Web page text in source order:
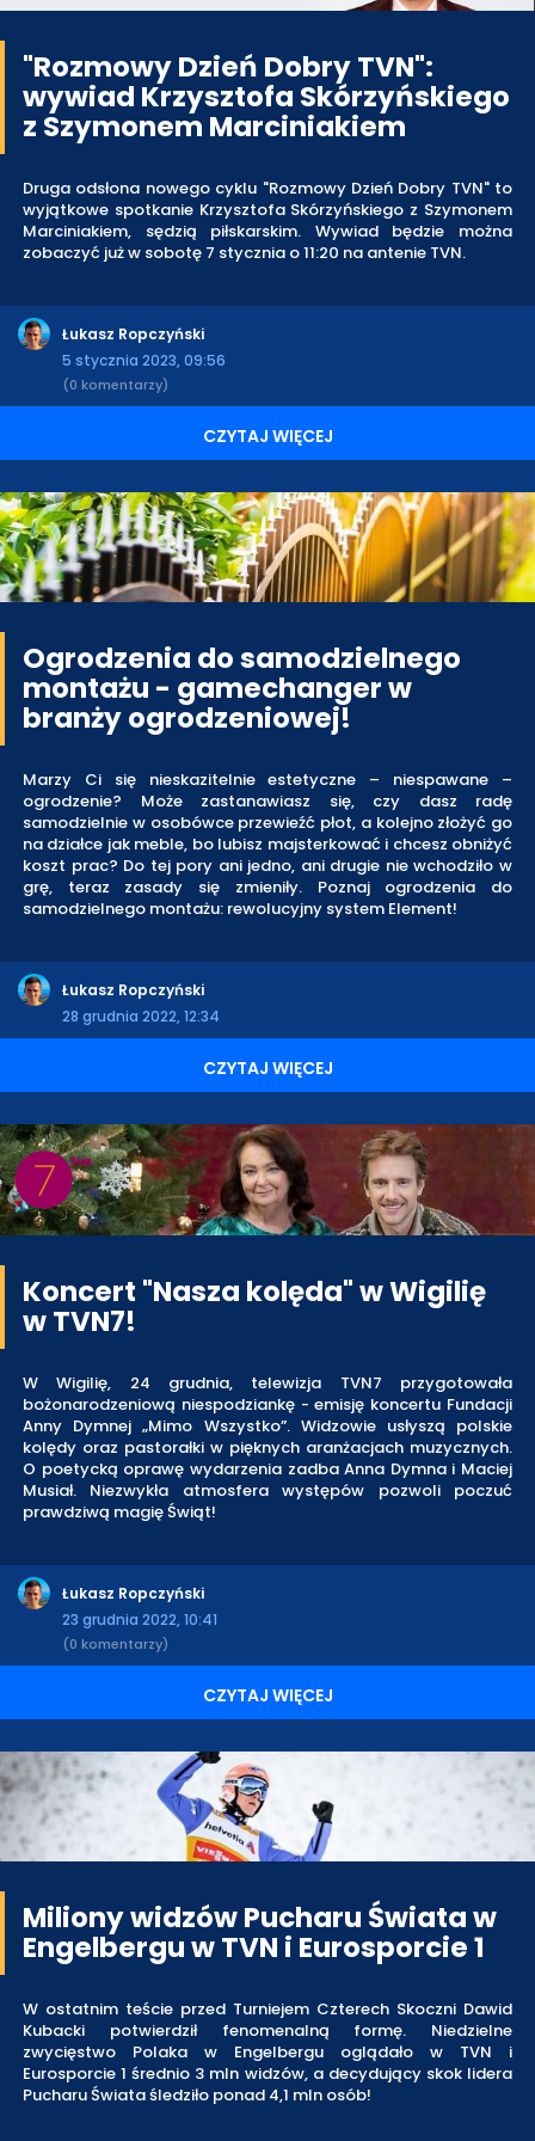
"Rozmowy Dzień Dobry TVN":
wywiad Krzysztofa Skórzyńskiego
z Szymonem Marciniakiem
Druga odsłona nowego cyklu "Rozmowy Dzień Dobry TVN" to
wyjątkowe spotkanie Krzysztofa Skórzyńskiego z Szymonem
Marciniakiem, sędzią piłskarskim. Wywiad będzie można
zobaczyć już w sobotę 7 stycznia o 11:20 na antenie TVN.
Łukasz Ropczyński
5 stycznia 2023, 09:56
(0 komentarzy)
CZYTAJ WIĘCEJ
Ogrodzenia do samodzielnego
montażu - gamechanger w
branży ogrodzeniowej!
Marzy Ci się nieskazitelnie estetyczne – niespawane –
ogrodzenie? Może zastanawiasz się, czy dasz radę
samodzielnie w osobówce przewieźć płot, a kolejno złożyć go
na działce jak meble, bo lubisz majsterkować i chcesz obniżyć
koszt prac? Do tej pory ani jedno, ani drugie nie wchodziło w
grę, teraz zasady się zmieniły. Poznaj ogrodzenia do
samodzielnego montażu: rewolucyjny system Element!
Łukasz Ropczyński
28 grudnia 2022, 12:34
CZYTAJ WIĘCEJ
Koncert "Nasza kolęda" w Wigilię
w TVN7!
W Wigilię, 24 grudnia, telewizja TVN7 przygotowała
bożonarodzeniową niespodziankę - emisję koncertu Fundacji
Anny Dymnej „Mimo Wszystko”. Widzowie usłyszą polskie
kolędy oraz pastorałki w pięknych aranżacjach muzycznych.
O poetycką oprawę wydarzenia zadba Anna Dymna i Maciej
Musiał. Niezwykła atmosfera występów pozwoli poczuć
prawdziwą magię Świąt!
Łukasz Ropczyński
23 grudnia 2022, 10:41
(0 komentarzy)
CZYTAJ WIĘCEJ
Miliony widzów Pucharu Świata w
Engelbergu w TVN i Eurosporcie 1
W ostatnim teście przed Turniejem Czterech Skoczni Dawid
Kubacki potwierdził fenomenalną formę. Niedzielne
zwycięstwo Polaka w Engelbergu oglądało w TVN i
Eurosporcie 1 średnio 3 mln widzów, a decydujący skok lidera
Pucharu Świata śledziło ponad 4,1 mln osób!